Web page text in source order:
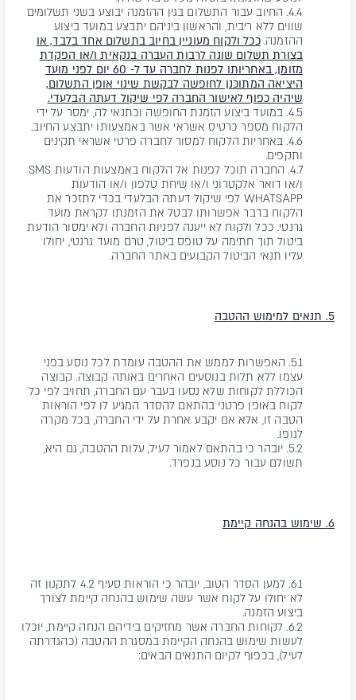
4.4. החיוב עבור התשלום בגין ההזמנה יבוצע בשני תשלומים
שווים ללא ריבית, והראשון ביניהם יתבצע במועד ביצוע
ההזמנה.ככל ולקוח מעוניין בחיוב בתשלום אחד בלבד, או
בצורת תשלום שונה לרבות העברה בנקאית ו/או הפקדת
מזומן, באחריותו לפנות לחברה עד ל- 60 יום לפני מועד
היציאה המתוכנן לחופשה לבקשת שינוי אופן התשלום,
שיהיה כפוף לאישור החברה לפי שיקול דעתה הבלעדי.
4.5. במועד ביצוע הזמנת החופשה וכתנאי לה, ימסר על ידי
הלקוח מספר כרטיס אשראי אשר באמצעותו יתבצע החיוב.
4.6. באחריות הלקוח למסור לחברה פרטי אשראי תקינים
ותקפים.
4.7. החברה תוכל לפנות אל הלקוח באמצעות הודעות SMS
ו/או דואר אלקטרוני ו/או שיחת טלפון ו/או הודעות
WHATSAPP לפי שיקול דעתה הבלעדי בכדי לתזכר את
הלקוח בדבר אפשרותו לבטל את הזמנתו לקראת מועד
גרנטי. ככל ולקוח לא ייענה לפניות החברה ולא ימסור הודעת
ביטול תוך חתימה על טופס ביטול, טרם מועד גרנטי, יחולו
עליו תנאי הביטול הקבועים באתר החברה.
5. תנאים למימוש ההטבה
5.1. האפשרות לממש את ההטבה עומדת לכל נוסע בפני
עצמו ללא תלות בנוסעים האחרים באותה קבוצה. קבוצה
הכוללת לקוחות שלא נסעו בעבר עם החברה, תחויב לפי כל
לקוח באופן פרטני בהתאם להסדר המגיע לו לפי הוראות
הטבה זו, אלא אם יקבע אחרת על ידי החברה, בכל מקרה
לגופו.
5.2. יובהר כי בהתאם לאמור לעיל, עלות ההטבה, גם היא,
תשולם עבור כל נוסע בנפרד.
6. שימוש בהנחה קיימת
6.1. למען הסדר הטוב, יובהר כי הוראות סעיף 4.2 לתקנון זה
לא יחולו על לקוח אשר עשה שימוש בהנחה קיימת לצורך
ביצוע הזמנה.
6.2. לקוחות החברה אשר מחזיקים בידיהם הנחה קיימת, יוכלו
לעשות שימוש בהנחה הקיימת במסגרת ההטבה (כהגדרתה
לעיל), בכפוף לקיום התנאים הבאים: